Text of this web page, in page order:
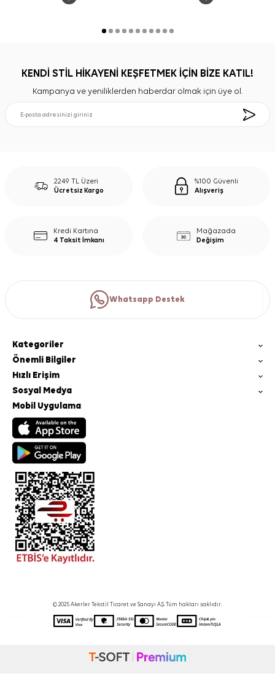
KENDİ STİL HİKAYENİ KEŞFETMEK İÇİN BİZE KATIL!
Kampanya ve yeniliklerden haberdar olmak için üye ol.
2249 TL Üzeri
Ücretsiz Kargo
%100 Güvenli
Alışveriş
Kredi Kartına
4 Taksit İmkanı
Mağazada
Değişim
Whatsapp Destek
Kategoriler
Önemli Bilgiler
Hızlı Erişim
Sosyal Medya
Mobil Uygulama
© 2025 Akerler Tekstil Ticaret ve Sanayi A.Ş. Tüm hakları saklıdır.